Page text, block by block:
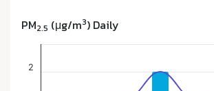
PM2.5 (μg/m3) Daily